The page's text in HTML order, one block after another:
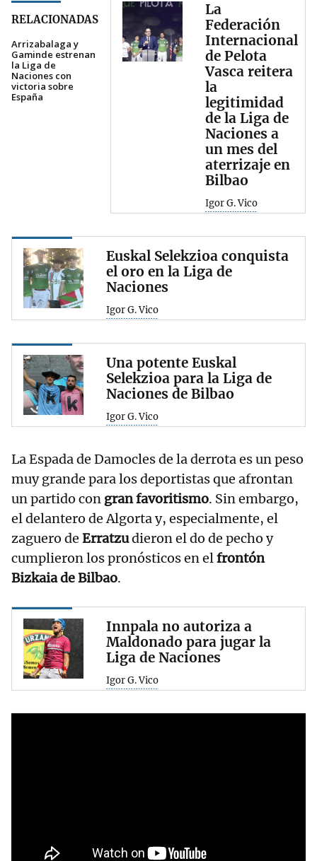
RELACIONADAS
Arrizabalaga y
Gaminde estrenan
la Liga de
Naciones con
victoria sobre
España
La
Federación
Internacional
de Pelota
Vasca reitera
la
legitimidad
de la Liga de
Naciones a
un mes del
aterrizaje en
Bilbao
Igor G. Vico
Euskal Selekzioa conquista
el oro en la Liga de
Naciones
Igor G. Vico
Una potente Euskal
Selekzioa para la Liga de
Naciones de Bilbao
Igor G. Vico
La Espada de Damocles de la derrota es un peso
muy grande para los deportistas que afrontan
un partido con gran favoritismo. Sin embargo,
el delantero de Algorta y, especialmente, el
zaguero de Erratzudieron el do de pecho y
cumplieron los pronósticos en el frontón
Bizkaia de Bilbao.
Innpala no autoriza a
Maldonado para jugar la
Liga de Naciones
Igor G. Vico